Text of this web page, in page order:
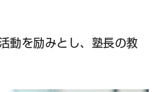
動を励みとし、塾長の教